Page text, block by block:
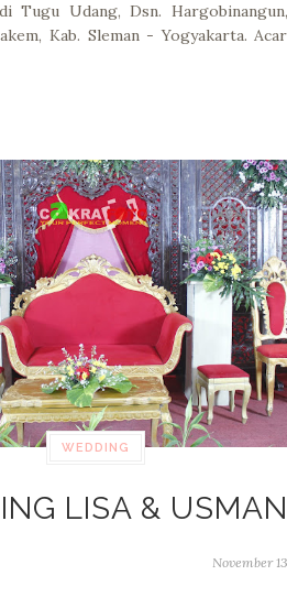
Tugu Udang, Dsn.
Kab. Sleman - Yogyakarta.
WEDDING
LISA & USMAN
November